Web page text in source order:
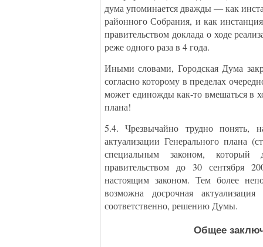
дума упоминается дважды — как
районного Собрания, и как
правительством доклада о ходе
реже одного раза в 4 года.
Иными словами, Городская Дума
согласно которому в пределах
может единожды как-то вмешаться в
плана!
5.4. Чрезвычайно трудно понять,
актуализации Генерального плана
специальным законом, который
правительством до 30 сентября
настоящим законом. Тем более
возможна досрочная
соответственно, решению Думы.
Общее